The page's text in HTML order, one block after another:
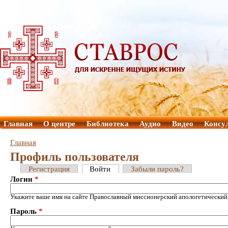
Главная О центре Библиотека Аудио Видео
Главная
Профиль пользователя
Регистрация Войти
Забыли пароль?
Логин *
Укажите ваше имя на сайте Православный миссионерский
Пароль *